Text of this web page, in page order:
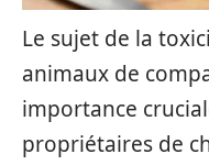
Le sujet de la
animaux de
importance
propriétaires de